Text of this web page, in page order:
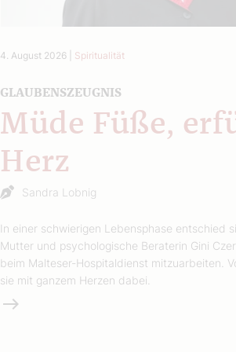
4. August 2026 Spiritualität
GLAUBENSZEUGNIS
Müde Füße,
Herz
Sandra Lobnig
In einer schwierigen Lebensphase entschied
Mutter und psychologische Beraterin Gini
beim Malteser-Hospitaldienst mitzuarbeiten.
sie mit ganzem Herzen dabei.
Weiterlesen